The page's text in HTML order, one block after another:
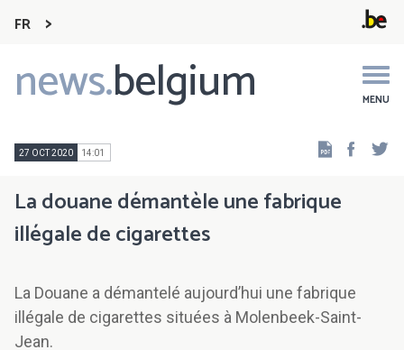
FR
news.belgium MENU
Main
navigation
27 OCT 2020 14:01
La douane démantèle une fabrique
illégale de cigarettes
La Douane a démantelé aujourd’hui une fabrique
illégale de cigarettes situées à Molenbeek-Saint-
Jean.